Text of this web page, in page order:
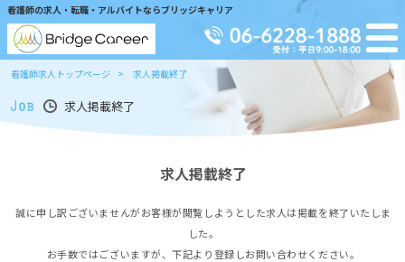
看護師の求人・転職・アルバイトならブリッジキャリア
看護師求人トップページ 求人掲載終了
求人掲載終了
求人掲載終了
誠に申し訳ございませんがお客様が閲覧しようとした求人は掲載を終了いたしま
した。
お手数ではございますが、下記より登録しお問い合わせください。